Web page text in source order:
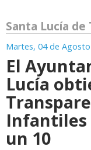
Santa Lucía de
Martes, 04 de
El
Lucía
Infantiles
un 10